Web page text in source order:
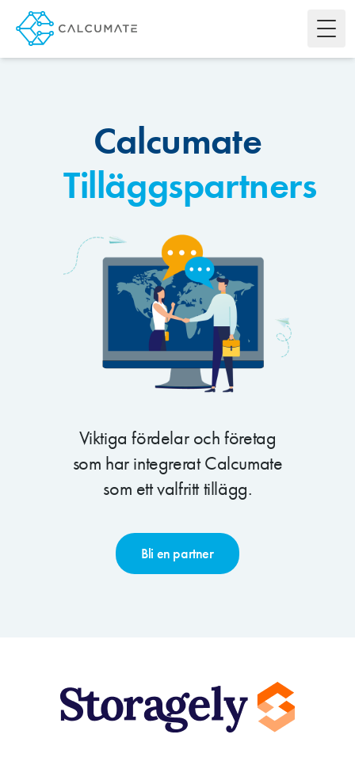
Calcumate
Tilläggspartners
Viktiga fördelar och företag
som har integrerat Calcumate
som ett valfritt tillägg.
Bli en partner